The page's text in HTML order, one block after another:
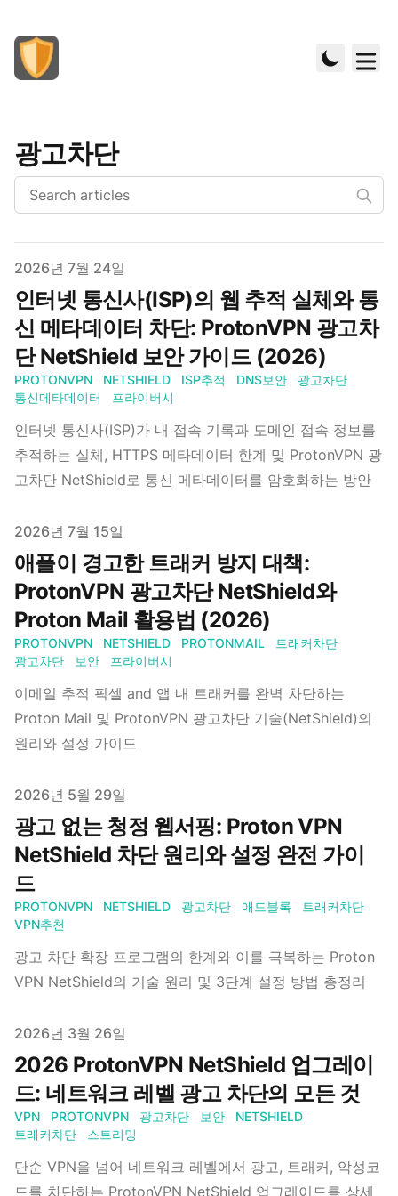
광고차단
Published on
2026년 7월 24일
인터넷 통신사(ISP)의 웹 추적 실체와 통
신 메타데이터 차단: ProtonVPN 광고차
단 NetShield 보안 가이드 (2026)
PROTONVPN NETSHIELD ISP추적 DNS보안
광고차단
통신메타데이터
프라이버시
인터넷 통신사(ISP)가 내 접속 기록과 도메인 접속 정보를
추적하는 실체, HTTPS 메타데이터 한계 및 ProtonVPN 광
고차단 NetShield로 통신 메타데이터를 암호화하는 방안
Published on
2026년 7월 15일
애플이 경고한 트래커 방지 대책:
ProtonVPN 광고차단 NetShield와
Proton Mail 활용법 (2026)
PROTONVPN NETSHIELD PROTONMAIL
트래커차단
광고차단
보안 프라이버시
이메일 추적 픽셀 and 앱 내 트래커를 완벽 차단하는
Proton Mail 및 ProtonVPN 광고차단 기술(NetShield)의
원리와 설정 가이드
Published on
2026년 5월 29일
광고 없는 청정 웹서핑: Proton VPN
NetShield 차단 원리와 설정 완전 가이
드
PROTONVPN NETSHIELD 광고차단 애드블록
트래커차단
VPN추천
광고 차단 확장 프로그램의 한계와 이를 극복하는 Proton
VPN NetShield의 기술 원리 및 3단계 설정 방법 총정리
Published on
2026년 3월 26일
2026 ProtonVPN NetShield 업그레이
드: 네트워크 레벨 광고 차단의 모든 것
VPN PROTONVPN 광고차단 보안
NETSHIELD
트래커차단
스트리밍
단순 VPN을 넘어 네트워크 레벨에서 광고, 트래커, 악성코
드를 차단하는 ProtonVPN NetShield 업그레이드를 상세